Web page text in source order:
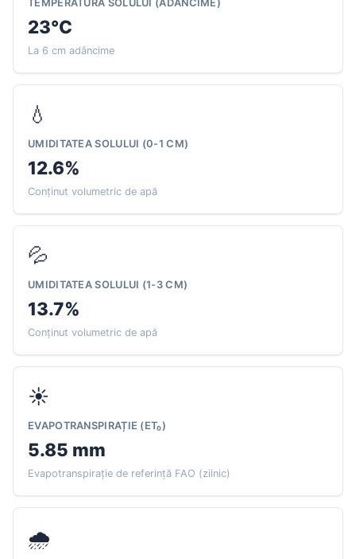
TEMPERATURA SOLULUI (ADÂNCIME)
23°C
La 6 cm adâncime
💧
UMIDITATEA SOLULUI (0-1 CM)
12.6%
Conținut volumetric de apă
💦
UMIDITATEA SOLULUI (1-3 CM)
13.7%
Conținut volumetric de apă
☀
EVAPOTRANSPIRAȚIE (ET₀)
5.85 mm
Evapotranspirație de referință FAO (zilnic)
🌧